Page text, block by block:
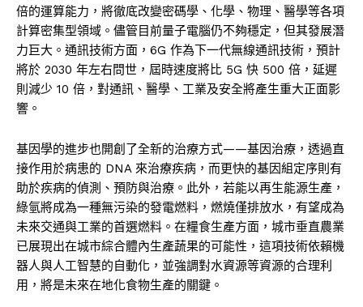
倍的運算能力，將徹底改變密碼學、化學、物理、醫學等各項
計算密集型領域。儘管目前量子電腦仍不夠穩定，但其發展潛
力巨大。通訊技術方面，6G 作為下一代無線通訊技術，預計
將於 2030 年左右問世，屆時速度將比 5G 快 500 倍，延遲
則減少 10 倍，對通訊、醫學、工業及安全將產生重大正面影
響。
基因學的進步也開創了全新的治療方式——基因治療，透過直
接作用於病患的 DNA 來治療疾病，而更快的基因組定序則有
助於疾病的偵測、預防與治療。此外，若能以再生能源生產，
綠氫將成為一種無污染的發電燃料，燃燒僅排放水，有望成為
未來交通與工業的首選燃料。在糧食生產方面，城市垂直農業
已展現出在城市綜合體內生產蔬果的可能性，這項技術依賴機
器人與人工智慧的自動化，並強調對水資源等資源的合理利
用，將是未來在地化食物生產的關鍵。